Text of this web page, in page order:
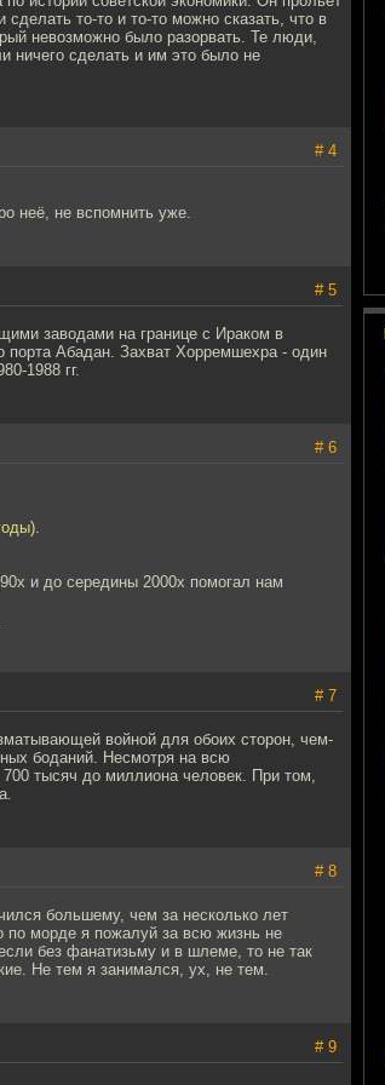
то-то и то-то можно сказать, что в
невозможно было разорвать. Те люди,
ничего сделать и им это было не
# 4
неё, не вспомнить уже.
# 5
заводами на границе с Ираком в
порта Абадан. Захват Хорремшехра - один
1988 гг.
# 6
и до середины 2000х помогал нам
# 7
войной для обоих сторон, чем-
боданий. Несмотря на всю
тысяч до миллиона человек. При том,
# 8
большему, чем за несколько лет
по морде я пожалуй за всю жизнь не
без фанатизьму и в шлеме, то не так
Не тем я занимался, ух, не тем.
# 9